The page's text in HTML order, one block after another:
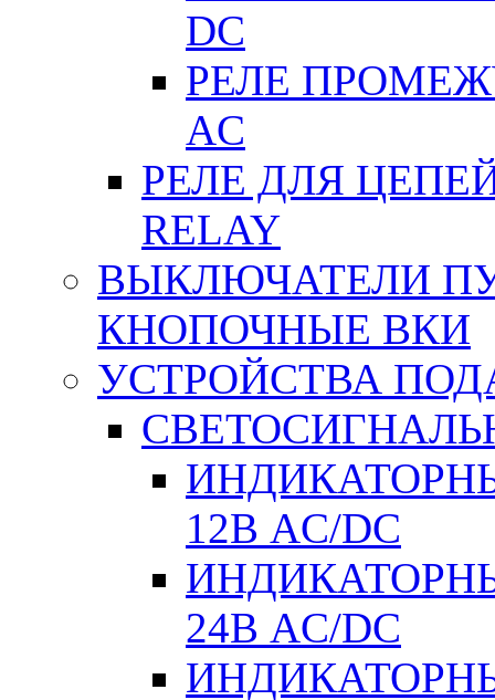
DC
РЕЛЕ
АC
РЕЛЕ ДЛЯ
RELAY
ВЫКЛЮЧАТЕЛИ
КНОПОЧНЫЕ ВКИ
УСТРОЙСТВА
12В AC/DC
24В AC/DC